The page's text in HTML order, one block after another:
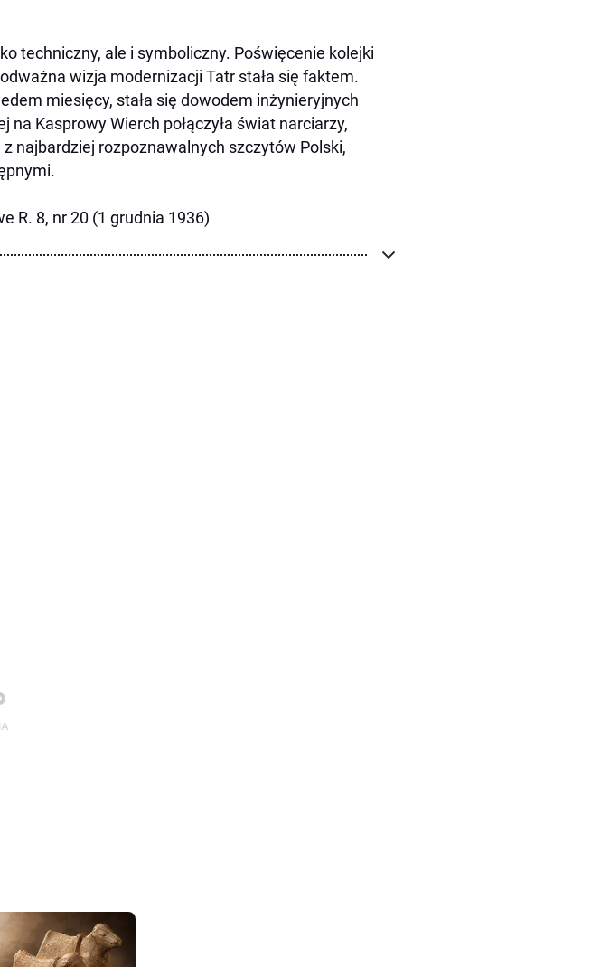
techniczny, ale i symboliczny. Poświęcenie kolejki
wizja modernizacji Tatr stała się faktem.
miesięcy, stała się dowodem inżynieryjnych
na Kasprowy Wierch połączyła świat narciarzy,
najbardziej rozpoznawalnych szczytów Polski,
R. 8, nr 20 (1 grudnia 1936)